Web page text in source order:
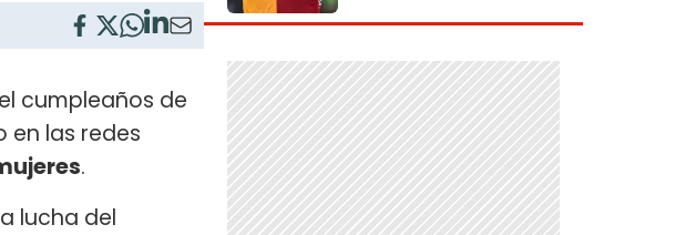
cumpleaños de
en las redes
.
lucha del